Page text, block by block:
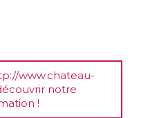
www.chateau-
notre
!